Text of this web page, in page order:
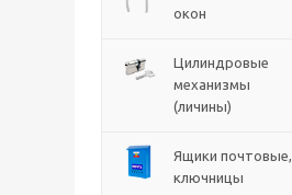
окон
Цилиндровые
механизмы
(личины)
Ящики почтовые,
ключницы